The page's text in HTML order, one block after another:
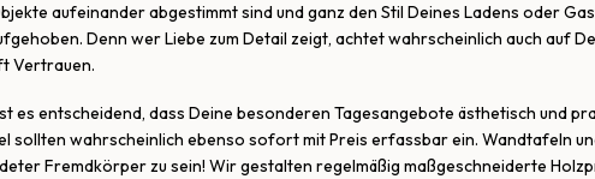
aufeinander abgestimmt sind und ganz den Stil Deines Ladens oder
Denn wer Liebe zum Detail zeigt, achtet wahrscheinlich auch auf
Vertrauen.
es entscheidend, dass Deine besonderen Tagesangebote ästhetisch und
sollten wahrscheinlich ebenso sofort mit Preis erfassbar ein. Wandtafeln
Fremdkörper zu sein! Wir gestalten regelmäßig maßgeschneiderte